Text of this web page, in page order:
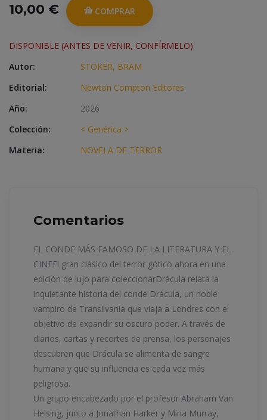
10,00 € COMPRAR
DISPONIBLE (ANTES DE VENIR, CONFÍRMELO)
Autor:
STOKER, BRAM
Editorial:
Newton Compton Editores
Año:
2026
Colección:
< Genérica >
Materia:
NOVELA DE TERROR
Comentarios
EL CONDE MÁS FAMOSO DE LA LITERATURA Y EL
CINEEl gran clásico del terror gótico ahora en una
edición de lujo para coleccionarDrácula relata la
inquietante historia del conde Drácula, un noble
vampiro de Transilvania que viaja a Londres con el
objetivo de expandir su oscuro poder. A través de
diarios, cartas y recortes de prensa, los personajes
descubren que Drácula se alimenta de sangre
humana y que su influencia es cada vez más
peligrosa.
Un grupo encabezado por el profesor Abraham Van
Helsing, junto a Jonathan Harker y Mina Murray,